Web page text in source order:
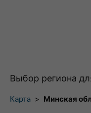
Выбор региона
Карта > Минская